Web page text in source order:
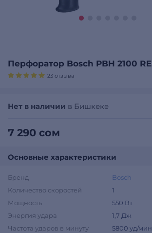
Перфоратор Bosch PBH 2100 RE
23 отзыва
Нет в наличии в Бишкеке
7 290 сом
Основные характеристики
Бренд
Bosch
Количество скоростей
1
Мощность
550 Вт
Энергия удара
1,7 Дж
Частота ударов в минуту
5800 уд/мин